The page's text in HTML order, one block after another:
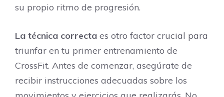
su propio ritmo de progresión.
La técnica correcta es otro factor crucial para
triunfar en tu primer entrenamiento de
CrossFit. Antes de comenzar, asegúrate de
recibir instrucciones adecuadas sobre los